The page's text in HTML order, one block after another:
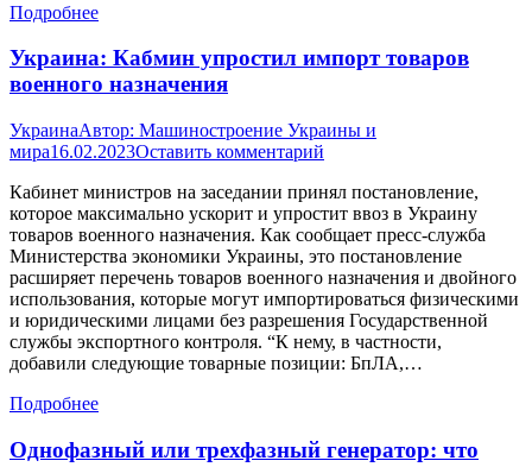
Подробнее
Украина: Кабмин упростил импорт товаров
военного назначения
УкраинаАвтор: Машиностроение Украины и
мира16.02.2023Оставить комментарий
Кабинет министров на заседании принял постановление,
которое максимально ускорит и упростит ввоз в Украину
товаров военного назначения. Как сообщает пресс-служба
Министерства экономики Украины, это постановление
расширяет перечень товаров военного назначения и двойного
использования, которые могут импортироваться физическими
и юридическими лицами без разрешения Государственной
службы экспортного контроля. “К нему, в частности,
добавили следующие товарные позиции: БпЛА,…
Подробнее
Однофазный или трехфазный генератор: что